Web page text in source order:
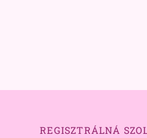
REGISZTRÁLNÁ